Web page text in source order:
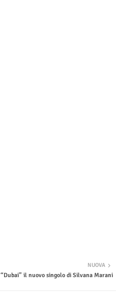
NUOVA
“Dubai” il nuovo singolo di Silvana Marani